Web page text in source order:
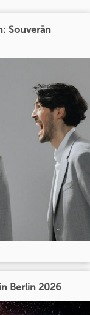
Souverän
Berlin 2026